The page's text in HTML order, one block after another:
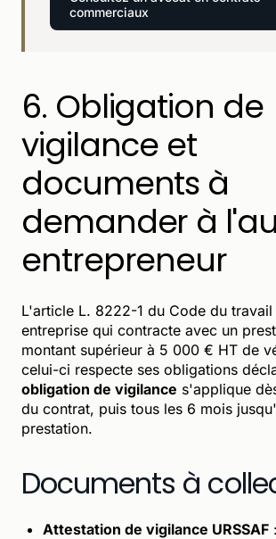
commerciaux
6. Obligation de
vigilance et
documents à
demander à
entrepreneur
L'article L. 8222-1 du Code du
entreprise qui contracte avec un
montant supérieur à 5 000 € HT de
celui-ci respecte ses obligations
obligation de vigilance s'applique
du contrat, puis tous les 6 mois
prestation.
Documents à
Attestation de vigilance URSSAF